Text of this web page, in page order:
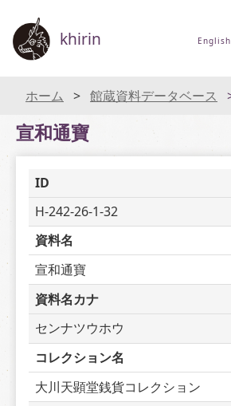
khirin English
ホーム 館蔵資料データベース
宣和通寶
ID
H-242-26-1-32
資料名
宣和通寶
資料名カナ
センナツウホウ
コレクション名
大川天顕堂銭貨コレクション